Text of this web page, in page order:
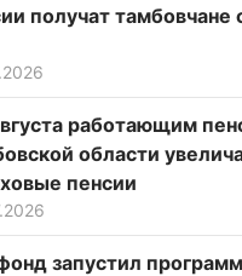
получат
работающим
области
пенсии
запустил